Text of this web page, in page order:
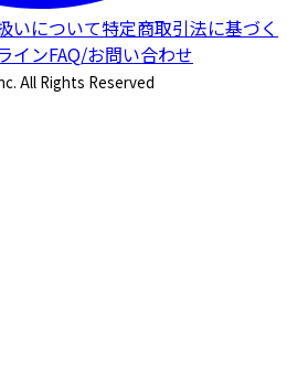
いについて特定商取引法に基づく
インFAQ/お問い合わせ
All Rights Reserved